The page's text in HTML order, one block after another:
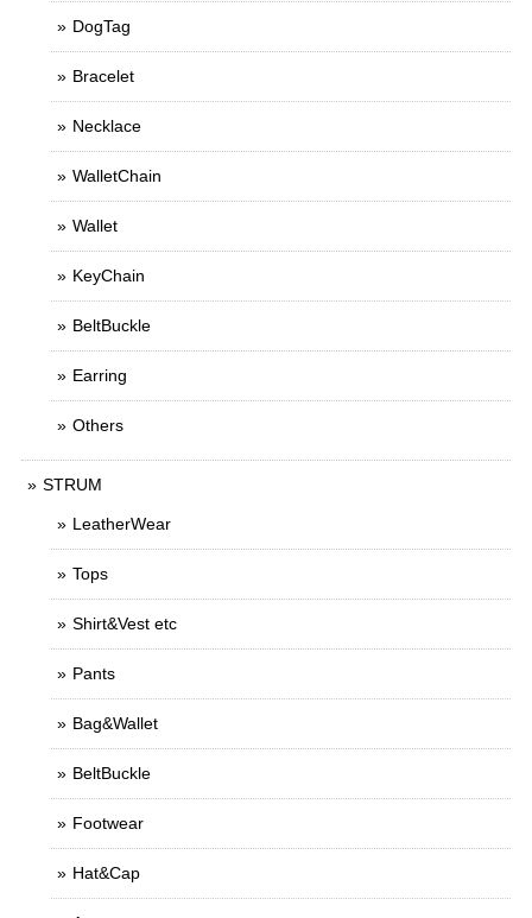
DogTag
Bracelet
Necklace
WalletChain
Wallet
KeyChain
BeltBuckle
Earring
Others
STRUM
LeatherWear
Tops
Shirt&Vest etc
Pants
Bag&Wallet
BeltBuckle
Footwear
Hat&Cap